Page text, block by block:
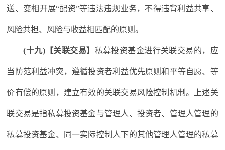
送、变相开展“配资”等违法违规业务，不得违背利益共享、
风险共担、风险与收益相匹配的原则。
(十九)【关联交易】 私募投资基金进行关联交易的，应
当防范利益冲突，遵循投资者利益优先原则和平等自愿、等
价有偿的原则，建立有效的关联交易风险控制机制。上述关
联交易是指私募投资基金与管理人、投资者、管理人管理的
私募投资基金、同一实际控制人下的其他管理人管理的私募